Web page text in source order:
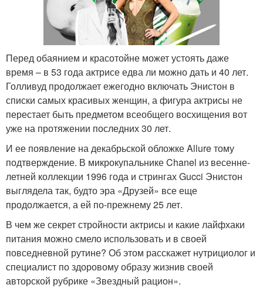
Перед обаянием и красотойне может устоять даже
время – в 53 года актрисе едва ли можно дать и 40 лет.
Голливуд продолжает ежегодно включать Энистон в
списки самых красивых женщин, а фигура актрисы не
перестает быть предметом всеобщего восхищения вот
уже на протяжении последних 30 лет.
И ее появление на декабрьской обложке Allure тому
подтверждение. В микрокупальнике Chanel из весенне-
летней коллекции 1996 года и стрингах Gucci Энистон
выглядела так, будто эра «Друзей» все еще
продолжается, а ей по-прежнему 25 лет.
В чем же секрет стройности актрисы и какие лайфхаки
питания можно смело использовать и в своей
повседневной рутине? Об этом расскажет нутрициолог и
специалист по здоровому образу жизнив своей
авторской рубрике «Звездный рацион».